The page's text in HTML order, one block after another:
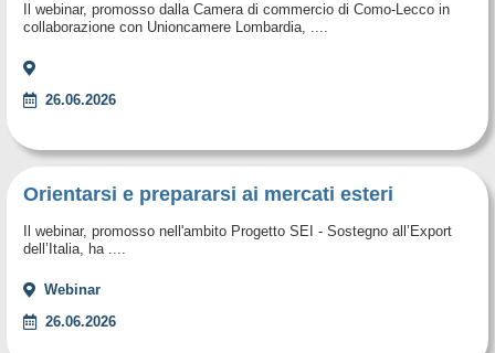
Il webinar, promosso dalla Camera di commercio di Como-Lecco in
collaborazione con Unioncamere Lombardia, ....
26.06.2026
Orientarsi e prepararsi ai mercati esteri
Il webinar, promosso nell'ambito Progetto SEI - Sostegno all’Export
dell’Italia, ha ....
Webinar
26.06.2026